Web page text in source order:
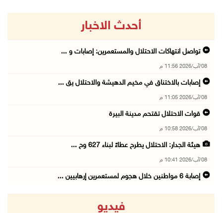
أحدث الاخبار
تواصل انتهاكات الاحتلال والمستعمرين: إصابات و ...
08/آب/2026 11:56 م
إصابات بالاختناق في مخيم الدهيشة والاحتلال يق ...
08/آب/2026 11:05 م
قوات الاحتلال تقتحم مدينة البيرة
08/آب/2026 10:58 م
هيئة الجدار: الاحتلال يطرح عطاءً لبناء 627 وح ...
08/آب/2026 10:41 م
إصابة 6 مواطنين خلال هجوم لمستعمرين إرهابيين ...
الاحتلال يحتجز مواطنين من طمون ومخيم الفارعة
فيديو